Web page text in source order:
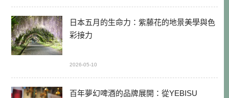
日本五月的生命力：紫藤花的地景美學與色
彩接力
2026-05-10
百年夢幻啤酒的品牌展開：從YEBISU